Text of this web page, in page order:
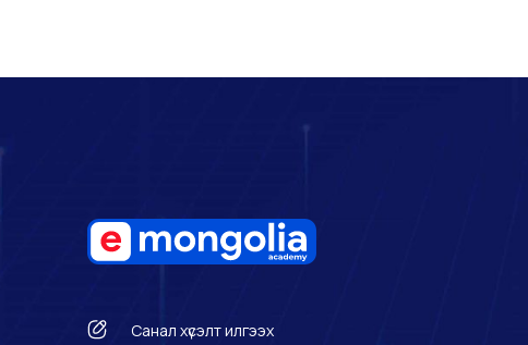
Санал хүсэлт илгээх